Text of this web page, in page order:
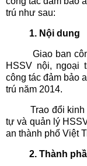
trú như sau:
1. Nội dung
Giao ban công
HSSV nội, ngoại
công tác đảm bảo
trú năm 2014.
Trao đổi kinh
tự và quản lý
an thành phố Việt
2. Thành